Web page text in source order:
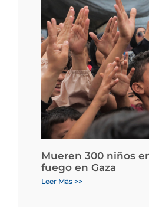
Mueren 300 niños
fuego en Gaza
Leer Más >>